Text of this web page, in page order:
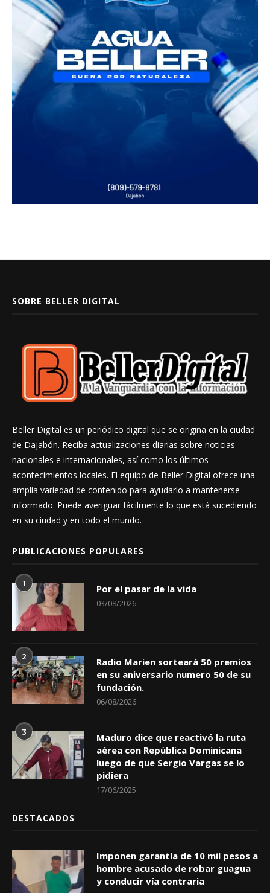
SOBRE BELLER DIGITAL
Beller Digital es un periódico digital que se origina en la ciudad
de Dajabón. Reciba actualizaciones diarias sobre noticias
nacionales e internacionales, así como los últimos
acontecimientos locales. El equipo de Beller Digital ofrece una
amplia variedad de contenido para ayudarlo a mantenerse
informado. Puede averiguar fácilmente lo que está sucediendo
en su ciudad y en todo el mundo.
PUBLICACIONES POPULARES
1 Por el pasar de la vida
03/08/2026
2
Radio Marien sorteará 50 premios
en su aniversario numero 50 de su
fundación.
06/08/2026
3
Maduro dice que reactivó la ruta
aérea con República Dominicana
luego de que Sergio Vargas se lo
pidiera
17/06/2025
DESTACADOS
Imponen garantía de 10 mil pesos a
hombre acusado de robar guagua
y conducir vía contraria